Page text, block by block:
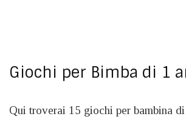
Giochi per Bimba di 1
Qui troverai 15 giochi per bambina